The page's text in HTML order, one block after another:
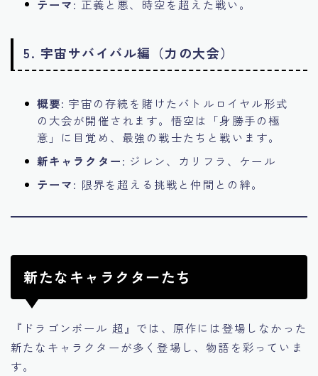
テーマ: 正義と悪、時空を超えた戦い。
5. 宇宙サバイバル編（力の大会）
概要: 宇宙の存続を賭けたバトルロイヤル形式
の大会が開催されます。悟空は「身勝手の極
意」に目覚め、最強の戦士たちと戦います。
新キャラクター: ジレン、カリフラ、ケール
テーマ: 限界を超える挑戦と仲間との絆。
新たなキャラクターたち
『ドラゴンボール 超』では、原作には登場しなかった
新たなキャラクターが多く登場し、物語を彩っていま
す。